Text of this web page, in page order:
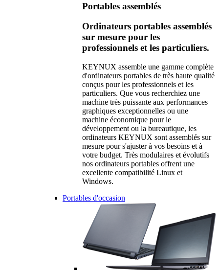
Portables assemblés
Ordinateurs portables assemblés
sur mesure pour les
professionnels et les particuliers.
KEYNUX assemble une gamme complète
d'ordinateurs portables de très haute qualité
conçus pour les professionnels et les
particuliers. Que vous recherchiez une
machine très puissante aux performances
graphiques exceptionnelles ou une
machine économique pour le
développement ou la bureautique, les
ordinateurs KEYNUX sont assemblés sur
mesure pour s'ajuster à vos besoins et à
votre budget. Très modulaires et évolutifs
nos ordinateurs portables offrent une
excellente compatibilité Linux et
Windows.
Portables d'occasion